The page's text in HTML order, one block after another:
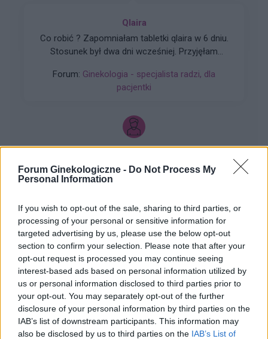
Forum Ginekologiczne - Do Not Process My
Personal Information
If you wish to opt-out of the sale, sharing to third parties, or
processing of your personal or sensitive information for
targeted advertising by us, please use the below opt-out
section to confirm your selection. Please note that after your
opt-out request is processed you may continue seeing
interest-based ads based on personal information utilized by
us or personal information disclosed to third parties prior to
your opt-out. You may separately opt-out of the further
disclosure of your personal information by third parties on the
IAB’s list of downstream participants. This information may
also be disclosed by us to third parties on the IAB’s List of
Qlaira
Co robić ? Zapomniałam tabletki qlaira w 6 dniu.
Stosunek był dwa dni wcześniej. Przyjęłam
mogłam zajść w ciążę???
Forum: Ginekologia - specjalista radzi, dla
pacjentki
gość
Dosyć obife plamienie w czasie owulacji
w czasie owulacji? Niby jestem w okresie
owulacji, a dziś rano wyszedł ze mnie spory
skrzep krwi i plamie cały czas świeżą krwią.
Czuję w macicy lekkie pieczenie i zastanawiam
się co robić. Nigdy nie miałam takiej sytuacji.
Proszę o poradę na co zwrócić uwagę i czy jest
potrzeba jechacnia do lekarza. 25.05 miałam
wizytę u ginekologa, gdzie robione było również
USG i wszystkie badania były ok.
Forum:Ginekologia - specjalista radzi, dla
pacjentki
w_kob_1111